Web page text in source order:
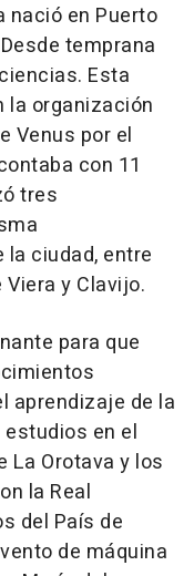
nació en Puerto
temprana
Esta
la organización
Venus por el
con 11
tres
ciudad, entre
y Clavijo.
para que
aprendizaje de la
en el
La Orotava y los
la Real
del País de
de máquina